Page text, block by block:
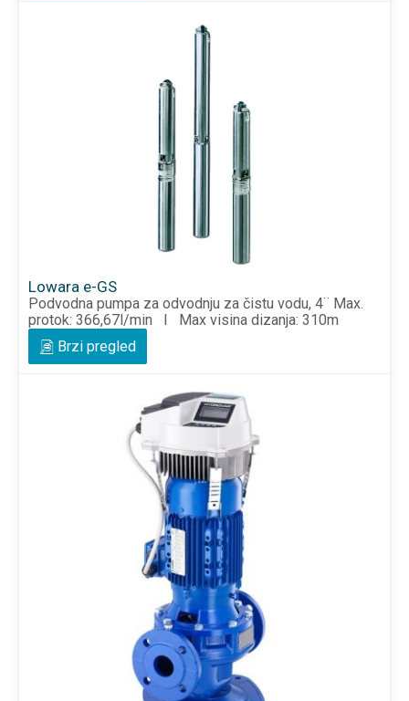
Lowara e-GS
Podvodna pumpa za odvodnju za čistu vodu, 4¨ Max.
protok: 366,67l/min I Max visina dizanja: 310m
Brzi pregled